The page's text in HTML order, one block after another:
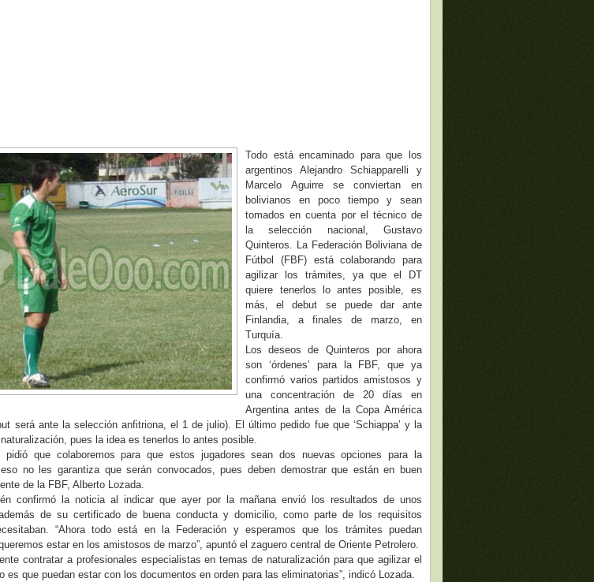
Todo está encaminado para que los
argentinos Alejandro Schiapparelli y
Marcelo Aguirre se conviertan en
bolivianos en poco tiempo y sean
tomados en cuenta por el técnico de
la selección nacional, Gustavo
Quinteros. La Federación Boliviana de
Fútbol (FBF) está colaborando para
agilizar los trámites, ya que el DT
quiere tenerlos lo antes posible, es
más, el debut se puede dar ante
Finlandia, a finales de marzo, en
Turquía.
Los deseos de Quinteros por ahora
son ‘órdenes’ para la FBF, que ya
confirmó varios partidos amistosos y
una concentración de 20 días en
Argentina antes de la Copa América
será ante la selección anfitriona, el 1 de julio). El último pedido fue que ‘Schiappa’ y la
naturalización, pues la idea es tenerlos lo antes posible.
pidió que colaboremos para que estos jugadores sean dos nuevas opciones para la
no les garantiza que serán convocados, pues deben demostrar que están en buen
de la FBF, Alberto Lozada.
confirmó la noticia al indicar que ayer por la mañana envió los resultados de unos
de su certificado de buena conducta y domicilio, como parte de los requisitos
“Ahora todo está en la Federación y esperamos que los trámites puedan
estar en los amistosos de marzo”, apuntó el zaguero central de Oriente Petrolero.
contratar a profesionales especialistas en temas de naturalización para que agilizar el
es que puedan estar con los documentos en orden para las eliminatorias”, indicó Lozada.